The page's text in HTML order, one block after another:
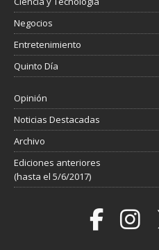
Negocios
Entretenimiento
Quinto Día
Opinión
Noticias Destacadas
Archivo
Ediciones anteriores
(hasta el 5/6/2017)